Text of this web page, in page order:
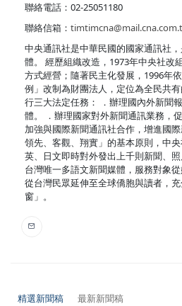
聯絡電話：02-25051180
聯絡信箱：
中央通訊社是中華民國的國家通訊社
體。 經歷組織改造，1973年中央社改
方式經營；隨著民主化發展，1996年
例」改制為財團法人，定位為全民共
行三大法定任務： ．辦理國內外新聞
體。 ．辦理國家對外新聞通訊業務，
加強與國際新聞通訊社合作，增進國際
領先、客觀、翔實」的基本原則，中央
英、日文即時對外發出上千則新聞、
台灣唯一多語文新聞媒體，服務對象
從台灣民眾延伸至全球僑胞與讀者，
窗」。
精選新聞稿 最新新聞稿